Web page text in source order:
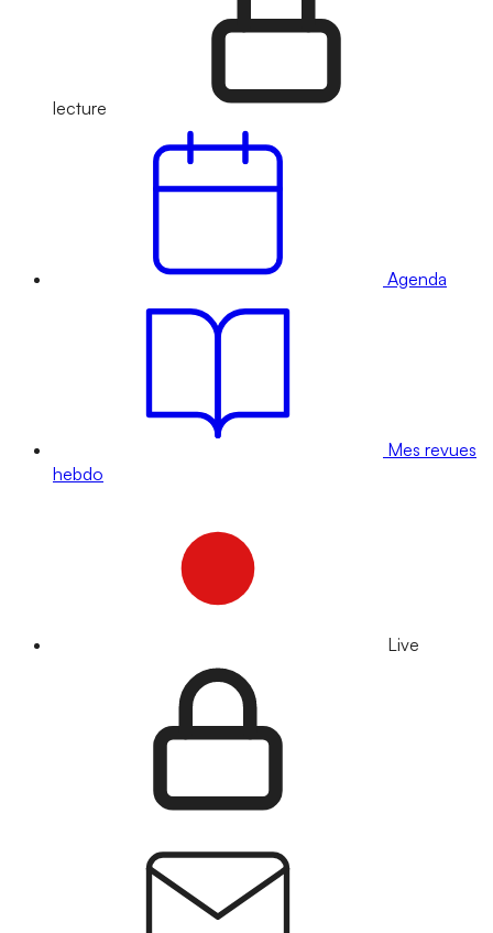
lecture
Agenda
Mes revues
hebdo
Live